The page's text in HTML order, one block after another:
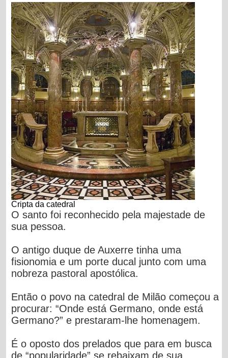
Cripta da catedral
O santo foi reconhecido pela majestade de
sua pessoa.
O antigo duque de Auxerre tinha uma
fisionomia e um porte ducal junto com uma
nobreza pastoral apostólica.
Então o povo na catedral de Milão começou a
procurar: “Onde está Germano, onde está
Germano?” e prestaram-lhe homenagem.
É o oposto dos prelados que para em busca
de “popularidade” se rebaixam de sua